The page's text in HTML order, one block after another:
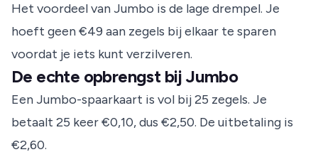
Het voordeel van Jumbo is de lage drempel. Je
hoeft geen €49 aan zegels bij elkaar te sparen
voordat je iets kunt verzilveren.
De echte opbrengst bij Jumbo
Een Jumbo-spaarkaart is vol bij 25 zegels. Je
betaalt 25 keer €0,10, dus €2,50. De uitbetaling is
€2,60.